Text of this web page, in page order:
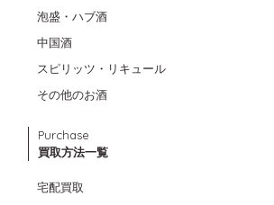
泡盛・ハブ酒
中国酒
スピリッツ・リキュール
その他のお酒
Purchase
買取方法一覧
宅配買取